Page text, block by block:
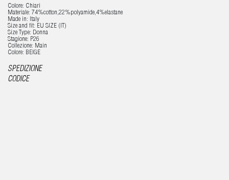
Colore: Chiari
Materiale: 74%cotton,22%polyamide,4%elastane
Made in: Italy
Size and fit: EU SIZE (IT)
Size Type: Donna
Stagione: P26
Collezione: Main
Colore: BEIGE
SPEDIZIONE
CODICE